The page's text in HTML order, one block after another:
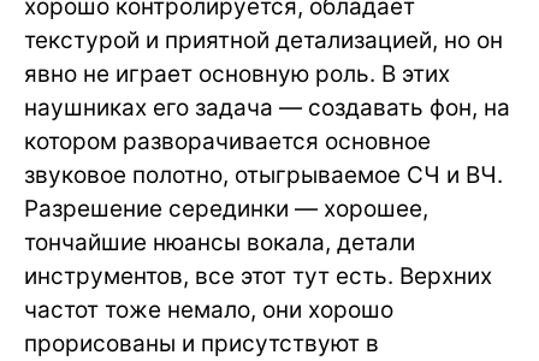
хорошо контролируется, обладает
текстурой и приятной детализацией, но он
явно не играет основную роль. В этих
наушниках его задача — создавать фон, на
котором разворачивается основное
звуковое полотно, отыгрываемое СЧ и ВЧ.
Разрешение серединки — хорошее,
тончайшие нюансы вокала, детали
инструментов, все этот тут есть. Верхних
частот тоже немало, они хорошо
прорисованы и присутствуют в